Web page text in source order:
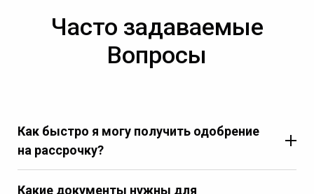
Часто задаваемые
Вопросы
Как быстро я могу получить одобрение
на рассрочку?
Какие документы нужны для